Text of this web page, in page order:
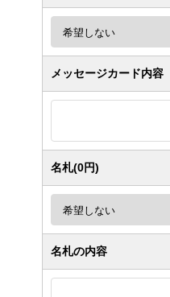
メッセージカード内容
名札(0円)
名札の内容